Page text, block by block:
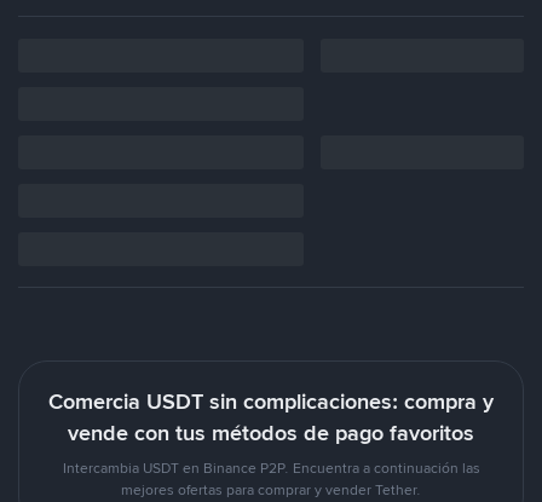
Comercia USDT sin complicaciones: compra y
vende con tus métodos de pago favoritos
Intercambia USDT en Binance P2P. Encuentra a continuación las
mejores ofertas para comprar y vender Tether.